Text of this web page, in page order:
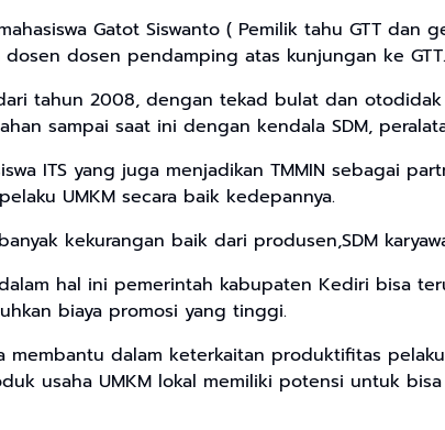
Gatot Siswanto ( Pemilik tahu GTT
dosen pendamping atas kunjungan ke GTT.
tahun 2008, dengan tekad bulat dan
sampai saat ini dengan kendala SDM,
ITS yang juga menjadikan TMMIN sebagai
UMKM secara baik kedepannya.
kekurangan baik dari produsen,SDM
hal ini pemerintah kabupaten Kediri bisa
biaya promosi yang tinggi.
dalam keterkaitan produktifitas
usaha UMKM lokal memiliki potensi untuk